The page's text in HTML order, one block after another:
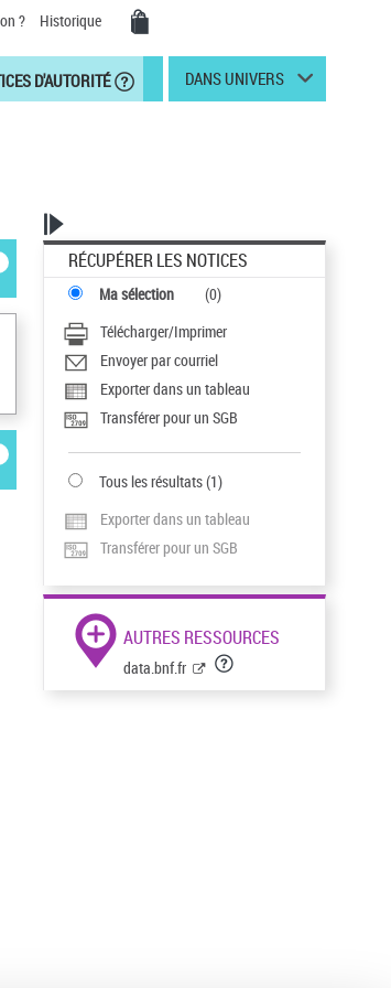
? Historique
D'AUTORITÉ DANS UNIVERS
RÉCUPÉRER LES NOTICES
Ma sélection (0)
Télécharger/Imprimer
Envoyer par courriel
Exporter dans un tableau
Transférer pour un SGB
Tous les résultats(1)
Exporter dans un tableau
Transférer pour un SGB
AUTRES RESSOURCES
data.bnf.fr